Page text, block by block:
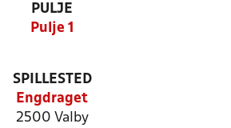
PULJE
Pulje 1
SPILLESTED
Engdraget
2500 Valby